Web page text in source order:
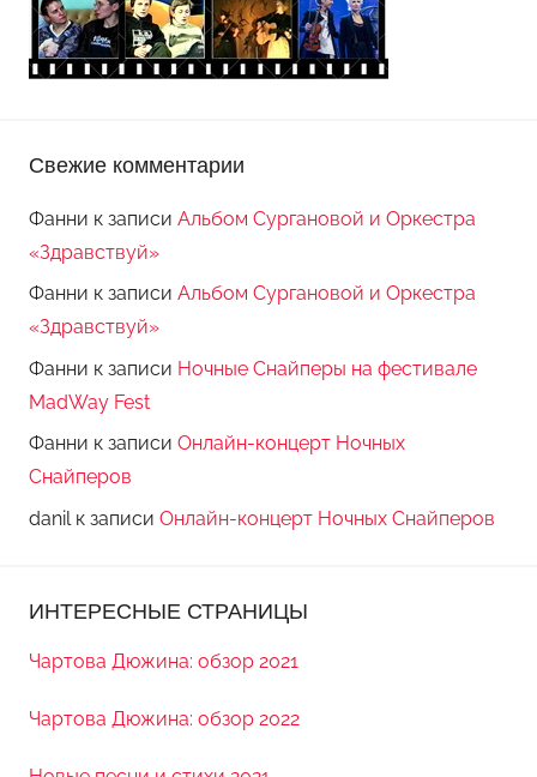
Свежие комментарии
Фанни к записи Альбом Сургановой и Оркестра
«Здравствуй»
Фанни к записи Альбом Сургановой и Оркестра
«Здравствуй»
Фанни к записи Ночные Снайперы на фестивале
MadWay Fest
Фанни к записи Онлайн-концерт Ночных
Снайперов
danil к записи Онлайн-концерт Ночных Снайперов
ИНТЕРЕСНЫЕ СТРАНИЦЫ
Чартова Дюжина: обзор 2021
Чартова Дюжина: обзор 2022